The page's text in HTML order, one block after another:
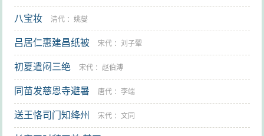
八宝妆 清代 ：姚燮
吕居仁惠建昌纸被 宋代 ：刘子翚
初夏遣闷三绝 宋代 ：赵伯溥
同苗发慈恩寺避暑 唐代 ：李端
送王恪司门知绛州 宋代 ：文同